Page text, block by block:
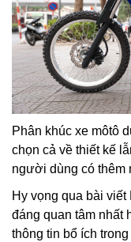
Phân khúc xe môtô
chọn cả về thiết kế
người dùng có thêm
Hy vọng qua bài
đáng quan tâm nhất
thông tin bổ ích